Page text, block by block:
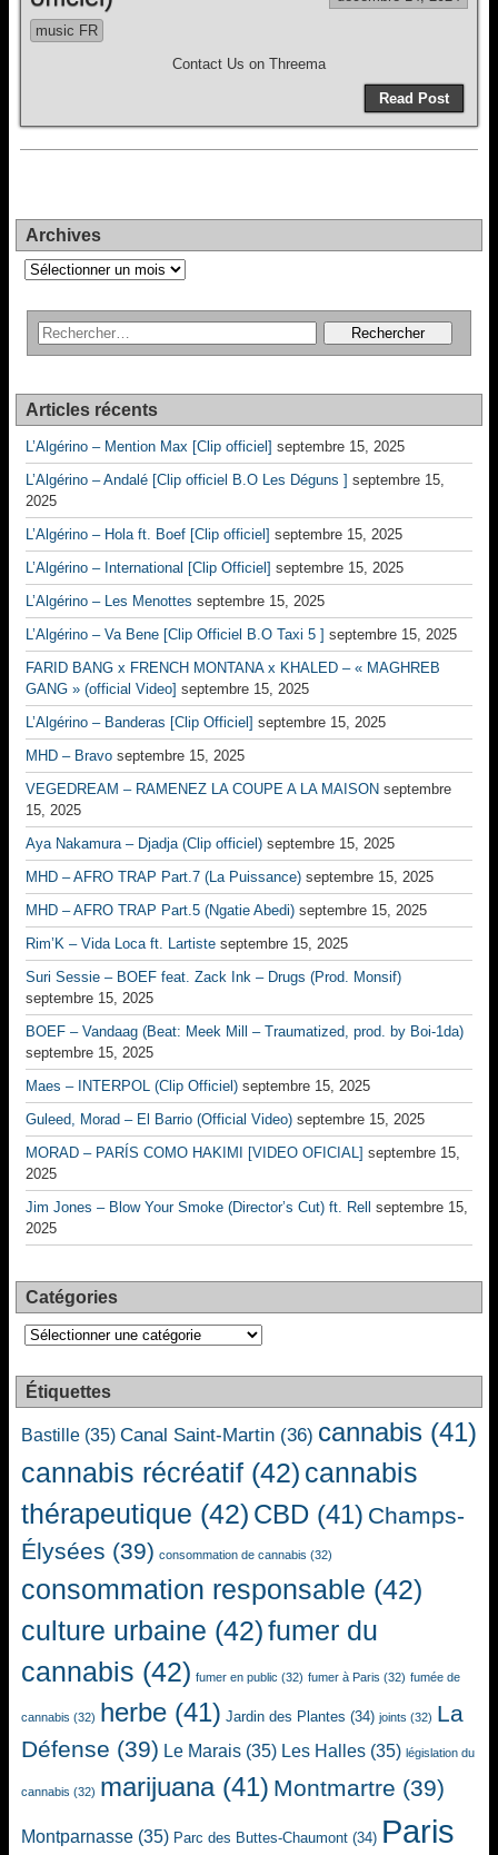
music FR
Contact Us on Threema
Read Post
Archives
Archives
Articles récents
L’Algérino – Mention Max [Clip officiel] septembre 15, 2025
L’Algérino – Andalé [Clip officiel B.O Les Déguns ] septembre 15,
2025
L’Algérino – Hola ft. Boef [Clip officiel] septembre 15, 2025
L’Algérino – International [Clip Officiel] septembre 15, 2025
L’Algérino – Les Menottes septembre 15, 2025
L’Algérino – Va Bene [Clip Officiel B.O Taxi 5 ] septembre 15, 2025
FARID BANG x FRENCH MONTANA x KHALED – « MAGHREB
GANG » (official Video] septembre 15, 2025
L’Algérino – Banderas [Clip Officiel] septembre 15, 2025
MHD – Bravo septembre 15, 2025
VEGEDREAM – RAMENEZ LA COUPE A LA MAISON septembre
15, 2025
Aya Nakamura – Djadja (Clip officiel) septembre 15, 2025
MHD – AFRO TRAP Part.7 (La Puissance) septembre 15, 2025
MHD – AFRO TRAP Part.5 (Ngatie Abedi) septembre 15, 2025
Rim’K – Vida Loca ft. Lartiste septembre 15, 2025
Suri Sessie – BOEF feat. Zack Ink – Drugs (Prod. Monsif)
septembre 15, 2025
BOEF – Vandaag (Beat: Meek Mill – Traumatized, prod. by Boi-1da)
septembre 15, 2025
Maes – INTERPOL (Clip Officiel) septembre 15, 2025
Guleed, Morad – El Barrio (Official Video) septembre 15, 2025
MORAD – PARÍS COMO HAKIMI [VIDEO OFICIAL] septembre 15,
2025
Jim Jones – Blow Your Smoke (Director’s Cut) ft. Rell
septembre 15,
2025
Catégories
Catégories
Étiquettes
Bastille (35) Canal Saint-Martin (36) cannabis (41)
cannabis récréatif (42) cannabis
thérapeutique (42) CBD (41) Champs-
Élysées (39) consommation de cannabis (32)
consommation responsable (42)
culture urbaine (42)fumer du
cannabis (42) fumer en public (32) fumer à Paris (32) fumée de
cannabis (32) herbe (41) Jardin des Plantes (34) joints (32) La
Défense (39) Le Marais (35) Les Halles (35) législation du
cannabis (32) marijuana(41) Montmartre (39)
Montparnasse (35) Parc des Buttes-Chaumont (34) Paris